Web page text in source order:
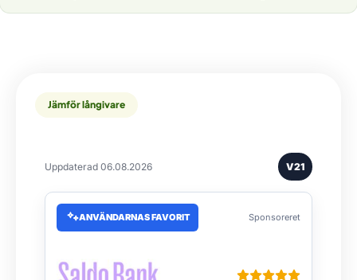
Jämför långivare
Uppdaterad 06.08.2026 V21
ANVÄNDARNAS FAVORIT Sponsoreret